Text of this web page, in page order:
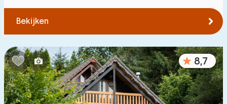
Bekijken
8,7